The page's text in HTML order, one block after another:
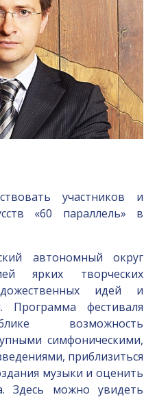
участников и
«60 параллель» в
автономный округ
ярких творческих
идей и
фестиваля
возможность
симфоническими,
приблизиться
музыки и оценить
Здесь можно увидеть